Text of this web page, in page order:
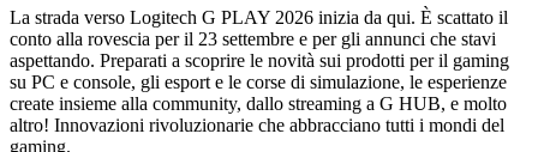
La strada verso Logitech G PLAY 2026 inizia da qui. È scattato il
conto alla rovescia per il 23 settembre e per gli annunci che stavi
aspettando. Preparati a scoprire le novità sui prodotti per il gaming
su PC e console, gli esport e le corse di simulazione, le esperienze
create insieme alla community, dallo streaming a G HUB, e molto
altro! Innovazioni rivoluzionarie che abbracciano tutti i mondi del
gaming.